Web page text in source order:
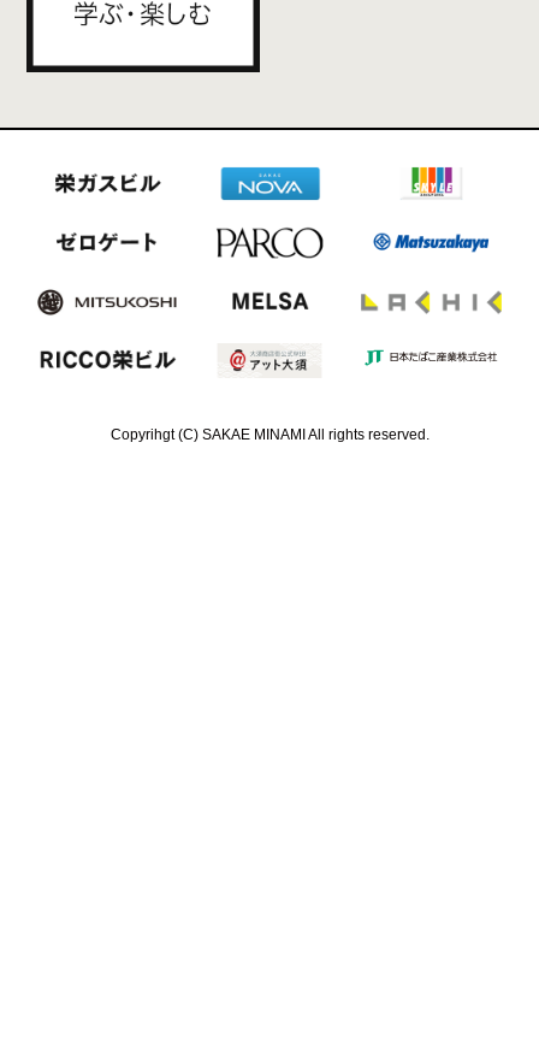
Copyrihgt (C) SAKAE MINAMI All rights reserved.